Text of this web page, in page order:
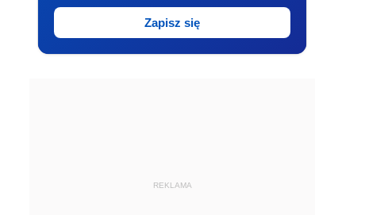
Zapisz się
REKLAMA